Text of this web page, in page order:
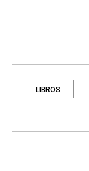
LIBROS